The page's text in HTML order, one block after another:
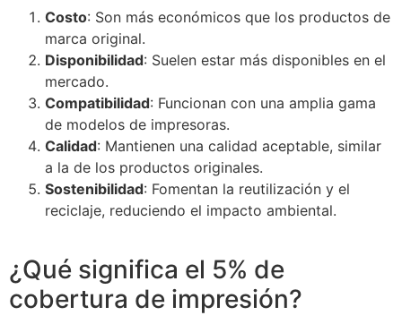
Costo: Son más económicos que los productos de
marca original.
Disponibilidad: Suelen estar más disponibles en el
mercado.
Compatibilidad: Funcionan con una amplia gama
de modelos de impresoras.
Calidad: Mantienen una calidad aceptable, similar
a la de los productos originales.
Sostenibilidad: Fomentan la reutilización y el
reciclaje, reduciendo el impacto ambiental.
¿Qué significa el 5% de
cobertura de impresión?